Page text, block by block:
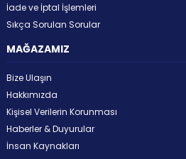
İade ve İptal İşlemleri
Sıkça Sorulan Sorular
MAĞAZAMIZ
Bize Ulaşın
Hakkımızda
Kişisel Verilerin Korunması
Haberler & Duyurular
İnsan Kaynakları